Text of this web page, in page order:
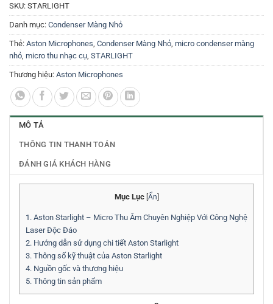
SKU: STARLIGHT
Danh mục: Condenser Màng Nhỏ
Thẻ: Aston Microphones Condenser Màng Nhỏ micro condenser màng
nhỏ micro thu nhạc cụ STARLIGHT
Thương hiệu: Aston Microphones
MÔ TẢ
THÔNG TIN THANH TOÁN
ĐÁNH GIÁ KHÁCH HÀNG
Mục Lục Ẩn
1. Aston Starlight – Micro Thu Âm Chuyên Nghiệp Với Công Nghệ
Laser Độc Đáo
2. Hướng dẫn sử dụng chi tiết Aston Starlight
3. Thông số kỹ thuật của Aston Starlight
4. Nguồn gốc và thương hiệu
5. Thông tin sản phẩm